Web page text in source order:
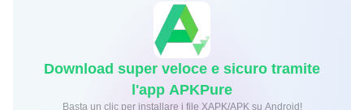
Download super veloce e sicuro tramite
l'app APKPure
Basta un clic per installare i file XAPK/APK su Android!